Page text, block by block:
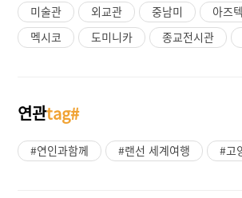
미술관 외교관 중남미 아즈텍
멕시코
도미니카 종교전시관
연관tag#
#연인과함께 #랜선 세계여행 #고